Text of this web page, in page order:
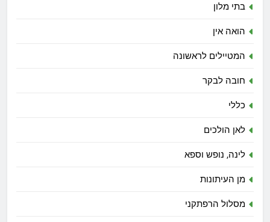
בתי מלון
הואה אין
המטיילים לראשונה
חובה לבקר
כללי
לאן הולכים
לינה, נופש וספא
מן העיתונות
מסלול הרפתקני